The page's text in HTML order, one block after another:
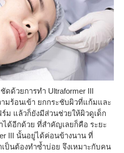
ดด้วยการทำ Ultraformer III
มร้อนเข้า ยกกระชับผิวที่แก้มและ
ม แล้วก็ยังมีส่วนช่วยให้ผิวดูเด็ก
ได้อีกด้วย ที่สำคัญเลยก็คือ ระยะ
III นั้นอยู่ได้ค่อนข้างนาน ที่
ป็นต้องทำซ้ำบ่อย จึงเหมาะกับคน